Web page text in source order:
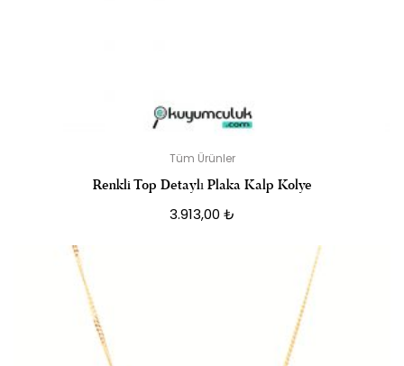
Tüm Ürünler
Renkli Top Detaylı Plaka Kalp Kolye
3.913,00 ₺